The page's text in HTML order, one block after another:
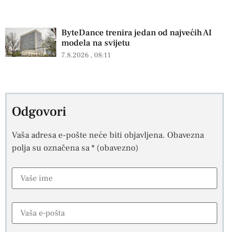
ByteDance trenira jedan od najvećih AI
modela na svijetu
7.8.2026 08:11
Odgovori
Vaša adresa e-pošte neće biti objavljena. Obavezna
polja su označena sa* (obavezno)